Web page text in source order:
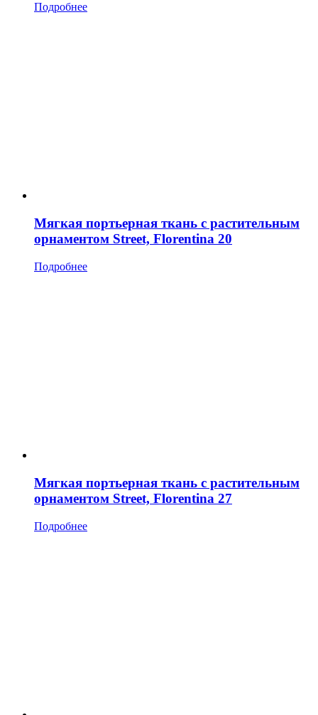
Подробнее
Мягкая портьерная ткань с растительным
орнаментом Street, Florentina 20
Подробнее
Мягкая портьерная ткань с растительным
орнаментом Street, Florentina 27
Подробнее